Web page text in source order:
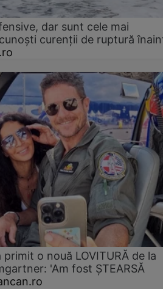
dar sunt cele mai
curenții de ruptură
primit o nouă LOVITURĂ de la
'Am fost ȘTEARSĂ